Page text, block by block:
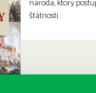
národa, ktorý
štátnosti.